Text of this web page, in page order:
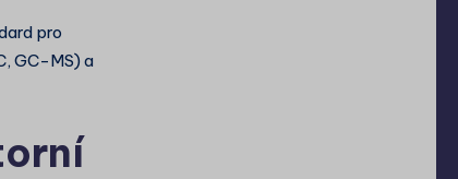
pro
GC-MS) a